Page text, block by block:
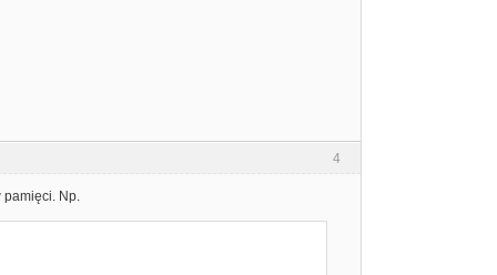
4
pamięci. Np.